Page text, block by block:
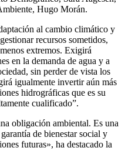
Hugo Morán.
al cambio climático y
recursos sometidos,
extremos. Exigirá
en la demanda de agua y a
sin perder de vista los
igualmente invertir aún más
hidrográficas que es su
cualificado”.
obligación ambiental. Es una
de bienestar social y
futuras», ha destacado la